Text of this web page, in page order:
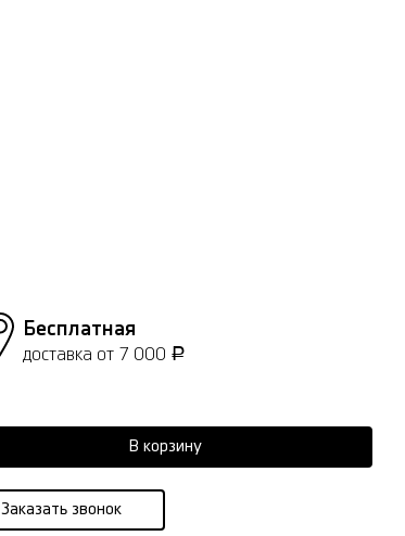
Бесплатная
доставка от 7 000 Р
В корзину
Заказать звонок